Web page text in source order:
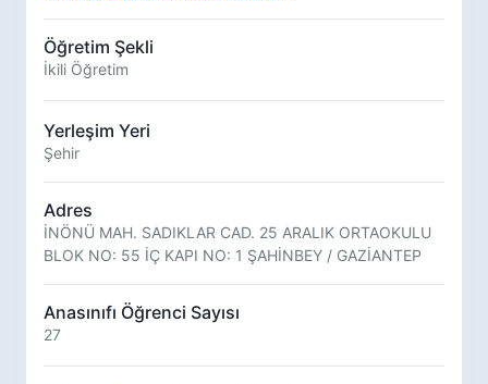
Öğretim Şekli
İkili Öğretim
Yerleşim Yeri
Şehir
Adres
İNÖNÜ MAH. SADIKLAR CAD. 25 ARALIK ORTAOKULU
BLOK NO: 55 İÇ KAPI NO: 1 ŞAHİNBEY / GAZİANTEP
Anasınıfı Öğrenci Sayısı
27